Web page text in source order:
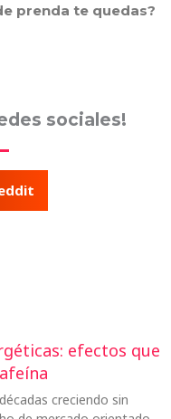
prenda te quedas?
sociales!
efectos que
creciendo sin